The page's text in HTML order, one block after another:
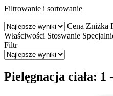
Filtrowanie i sortowanie
Cena Zniżka
Właściwości Stoswanie
Filtr
Pielęgnacja ciała: 1